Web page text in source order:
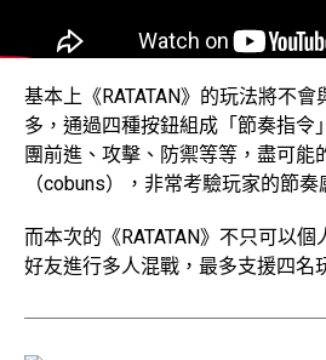
基本上《RATATAN》的玩法將不
多，通過四種按鈕組成「節奏指令
團前進、攻擊、防禦等等，盡可能
（cobuns），非常考驗玩家的節奏
而本次的《RATATAN》不只可以
好友進行多人混戰，最多支援四名